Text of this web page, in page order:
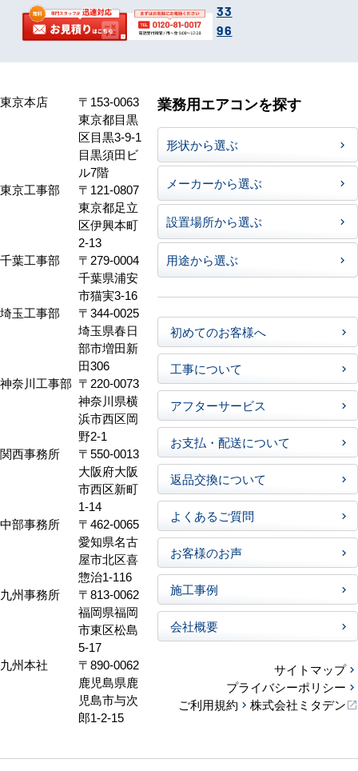
33
96
東京本店
〒153-0063
東京都目黒
区目黒3-9-1
目黒須田ビ
ル7階
東京工事部
〒121-0807
東京都足立
区伊興本町
2-13
千葉工事部
〒279-0004
千葉県浦安
市猫実3-16
埼玉工事部
〒344-0025
埼玉県春日
部市増田新
田306
神奈川工事部 〒220-0073
神奈川県横
浜市西区岡
野2-1
関西事務所
〒550-0013
大阪府大阪
市西区新町
1-14
中部事務所
〒462-0065
愛知県名古
屋市北区喜
惣治1-116
九州事務所
〒813-0062
福岡県福岡
市東区松島
5-17
九州本社
〒890-0062
鹿児島県鹿
児島市与次
郎1-2-15
業務用エアコンを探す
形状から選ぶ
メーカーから選ぶ
設置場所から選ぶ
用途から選ぶ
初めてのお客様へ
工事について
アフターサービス
お支払・配送について
返品交換について
よくあるご質問
お客様のお声
施工事例
会社概要
サイトマップ
プライバシーポリシー
ご利用規約
株式会社ミタデン